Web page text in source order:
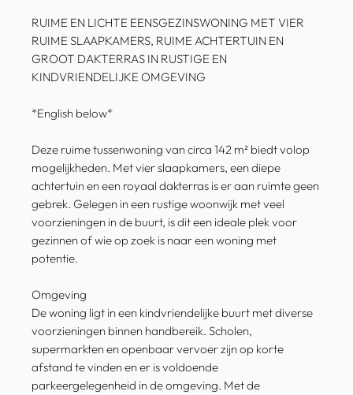
RUIME EN LICHTE EENSGEZINSWONING MET VIER
RUIME SLAAPKAMERS, RUIME ACHTERTUIN EN
GROOT DAKTERRAS IN RUSTIGE EN
KINDVRIENDELIJKE OMGEVING
*English below*
Deze ruime tussenwoning van circa 142 m² biedt volop
mogelijkheden. Met vier slaapkamers, een diepe
achtertuin en een royaal dakterras is er aan ruimte geen
gebrek. Gelegen in een rustige woonwijk met veel
voorzieningen in de buurt, is dit een ideale plek voor
gezinnen of wie op zoek is naar een woning met
potentie.
Omgeving
De woning ligt in een kindvriendelijke buurt met diverse
voorzieningen binnen handbereik. Scholen,
supermarkten en openbaar vervoer zijn op korte
afstand te vinden en er is voldoende
parkeergelegenheid in de omgeving. Met de